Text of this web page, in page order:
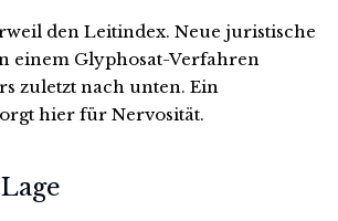
den Leitindex. Neue juristische
einem Glyphosat-Verfahren
zuletzt nach unten. Ein
hier für Nervosität.